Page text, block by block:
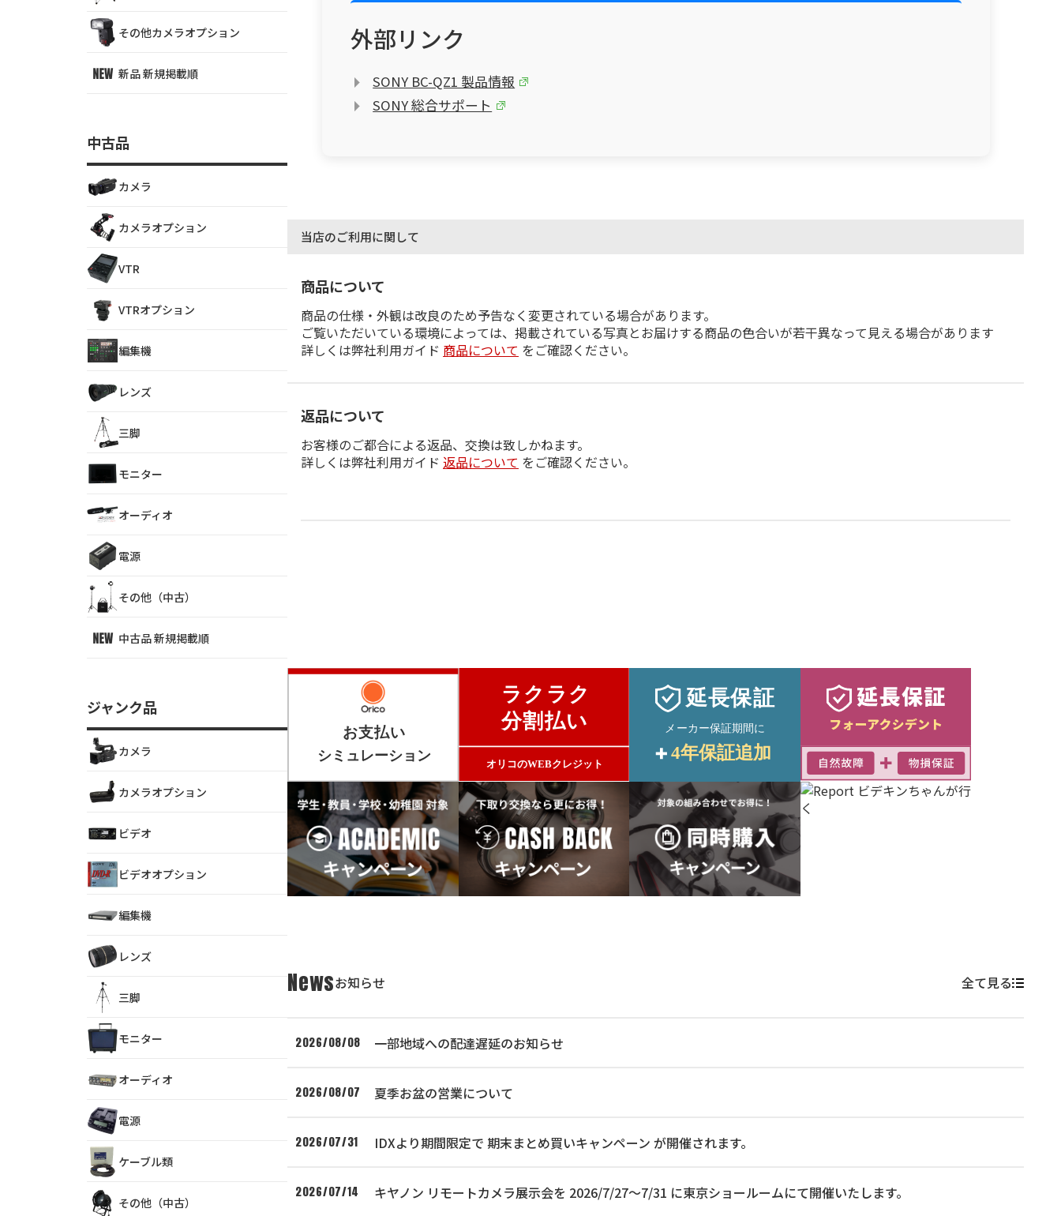
外部リンク
SONY BC-QZ1 製品情報
SONY 総合サポート
当店のご利用に関して
商品について
商品の仕様・外観は改良のため予告なく変更されている場合があります。
ご覧いただいている環境によっては、掲載されている写真とお届けする商品の色合いが若干異なって見える場合があります
詳しくは弊社利用ガイド 商品について をご確認ください。
返品について
お客様のご都合による返品、交換は致しかねます。
詳しくは弊社利用ガイド返品について をご確認ください。
Newsお知らせ 全て見る
2026/08/08 一部地域への配達遅延のお知らせ
2026/08/07 夏季お盆の営業について
2026/07/31 IDXより期間限定で 期末まとめ買いキャンペーン が開催されます。
2026/07/14 キヤノン リモートカメラ展示会を 2026/7/27～7/31 に東京ショールームにて開催いたします。
その他カメラオプション
新品 新規掲載順
中古品
カメラ
カメラオプション
VTR
VTRオプション
編集機
レンズ
三脚
モニター
オーディオ
電源
その他（中古）
中古品 新規掲載順
ジャンク品
カメラ
カメラオプション
ビデオ
ビデオオプション
編集機
レンズ
三脚
モニター
オーディオ
電源
ケーブル類
その他（中古）